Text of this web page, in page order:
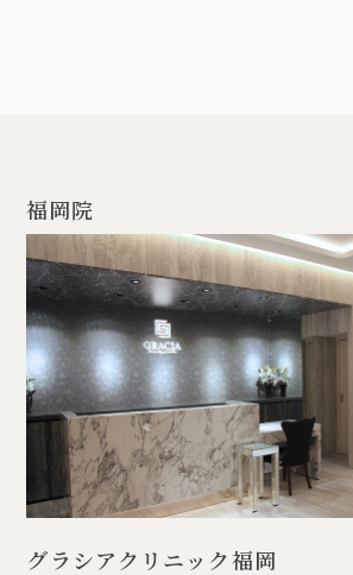
福岡院
グラシアクリニック福岡